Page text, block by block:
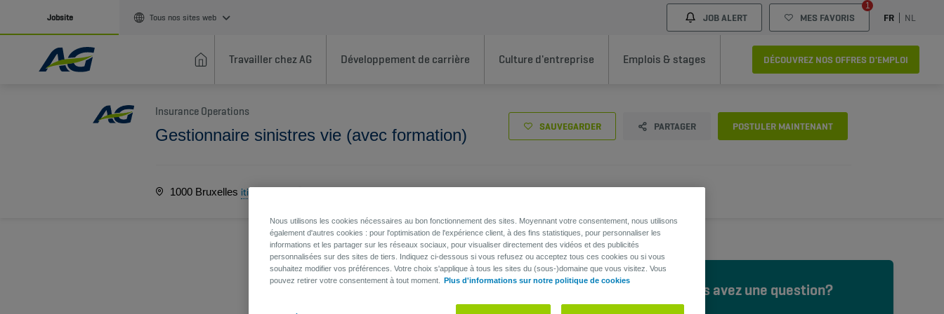
Jobsite Tous nos sites web JOB ALERT MES FAVORIS
1
FR NL
Travailler chez AG Développement de carrière Culture d'entreprise Emplois & stages DÉCOUVREZ NOS OFFRES D'EMPLOI
Insurance Operations
Gestionnaire sinistres vie (avec formation) SAUVEGARDER PARTAGER POSTULER MAINTENANT
1000 Bruxelles itinéraire
Vous avez une question?
Nous utilisons les cookies nécessaires au bon fonctionnement des sites. Moyennant votre consentement, nous utilisons
également d'autres cookies : pour l'optimisation de l'expérience client, à des fins statistiques, pour personnaliser les
informations et les partager sur les réseaux sociaux, pour visualiser directement des vidéos et des publicités
personnalisées sur des sites de tiers. Indiquez ci-dessous si vous refusez ou acceptez tous ces cookies ou si vous
souhaitez modifier vos préférences. Votre choix s'applique à tous les sites du (sous-)domaine que vous visitez. Vous
pouvez retirer votre consentement à tout moment.
Plus d'informations sur notre politique de cookies